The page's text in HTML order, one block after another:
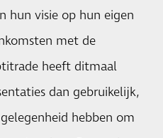
hun visie op hun eigen
met de
heeft ditmaal
dan gebruikelijk,
hebben om